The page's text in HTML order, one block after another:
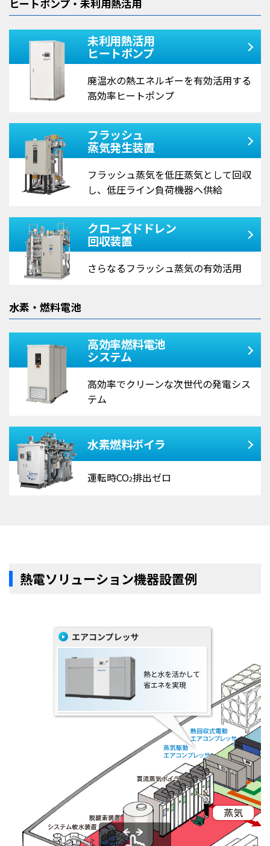
ヒートポンプ・未利用熱活用
未利用熱活用
ヒートポンプ
廃温水の熱エネルギーを有効活用する
高効率ヒートポンプ
フラッシュ
蒸気発生装置
フラッシュ蒸気を低圧蒸気として回収
し、低圧ライン負荷機器へ供給
クローズドドレン
回収装置
さらなるフラッシュ蒸気の有効活用
水素・燃料電池
高効率燃料電池
システム
高効率でクリーンな次世代の発電シス
テム
水素燃料ボイラ
運転時CO2排出ゼロ
熱電ソリューション機器設置例